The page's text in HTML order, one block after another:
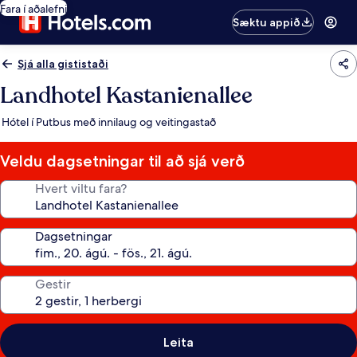
Fara í aðalefni
Sæktu appið
Sjá alla gististaði
Landhotel Kastanienallee
Hótel í Putbus með innilaug og veitingastað
Veldu dagsetningar til að sjá verð
Hvert viltu fara?
Dagsetningar
Gestir
Leita